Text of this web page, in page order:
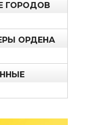
ГОРОДОВ
ОРДЕНА